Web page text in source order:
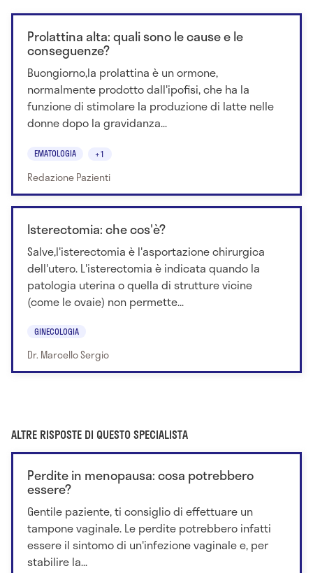
Prolattina alta: quali sono le cause e le
conseguenze?
Buongiorno,la prolattina è un ormone,
normalmente prodotto dall'ipofisi, che ha la
funzione di stimolare la produzione di latte nelle
donne dopo la gravidanza...
EMATOLOGIA +1
Redazione Pazienti
Isterectomia: che cos'è?
Salve,l'isterectomia è l'asportazione chirurgica
dell'utero. L'isterectomia è indicata quando la
patologia uterina o quella di strutture vicine
(come le ovaie) non permette...
GINECOLOGIA
Dr. Marcello Sergio
ALTRE RISPOSTE DI QUESTO SPECIALISTA
Perdite in menopausa: cosa potrebbero
essere?
Gentile paziente, ti consiglio di effettuare un
tampone vaginale. Le perdite potrebbero infatti
essere il sintomo di un'infezione vaginale e, per
stabilire la...